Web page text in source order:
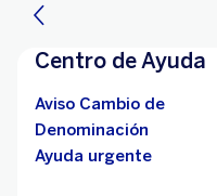
Centro de Ayuda
Aviso Cambio de
Denominación
Ayuda urgente